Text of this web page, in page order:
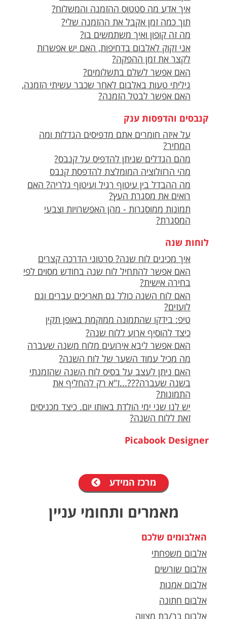
איך אדע מה סטטוס ההזמנה והמשלוח?
תוך כמה זמן אקבל את ההזמנה שלי?
מה זה קופון ואיך משתמשים בו?
אני זקוק לאלבום בדחיפות, האם יש אפשרות
לקצר את זמן ההפקה?
האם אפשר לשלם בתשלומים?
גיליתי טעות באלבום לאחר שכבר עשיתי הזמנה,
האם אפשר לבטל הזמנה?
קנבסים והדפסות ענק
על איזה חומרים אתם מדפיסים הגדלות ומה
המחיר?
מהם הגדלים שניתן להדפיס על קנבס?
מהי הרזולוציה המומלצת להדפסת קנבס
מה ההבדל בין עיטוף רגיל ועיטוף גלריה? האם
רואים את מסגרת העץ?
תמונות ממוסגרות - מהן האפשרויות וצבעי
המסגרת?
לוחות שנה
איך מכינים לוח שנה? סרטוני הדרכה קצרים
האם אפשר להתחיל לוח שנה בחודש מסוים לפי
בחירה אישית?
האם לוח השנה כולל גם תאריכים עברים וגם
לועזים?
טיפ: בידקו שהתמונה ממוקמת באופן תקין
כיצד להוסיף ארוע ללוח שנה?
האם אפשר ליבא אירועים מלוח משנה שעברה
מה מכיל עמוד השער של לוח השנה?
האם ניתן לעצב על בסיס לוח השנה שהזמנתי
בשנה שעברה???...ז"א רק להחליף את
התמונות?
יש לנו שני ימי הולדת באותו יום. כיצד מכניסים
זאת ללוח השנה?
Picabook Designer
מרכז המידע
מאמרים ותחומי עניין
האלבומים שלכם
אלבום משפחתי
אלבום שורשים
אלבום אמנות
אלבום חתונה
אלבום בר/בת מצווה